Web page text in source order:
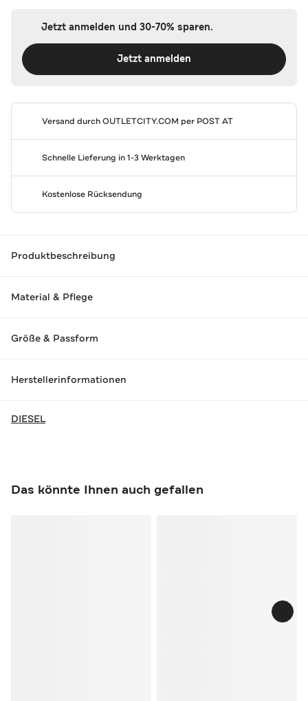
Jetzt anmelden und 30-70% sparen.
Jetzt anmelden
Versand durchOUTLETCITY.COM per POST AT
Schnelle Lieferung in 1-3 Werktagen
Kostenlose Rücksendung
Produktbeschreibung
Material & Pflege
Größe & Passform
Herstellerinformationen
DIESEL
Das könnte Ihnen auch gefallen